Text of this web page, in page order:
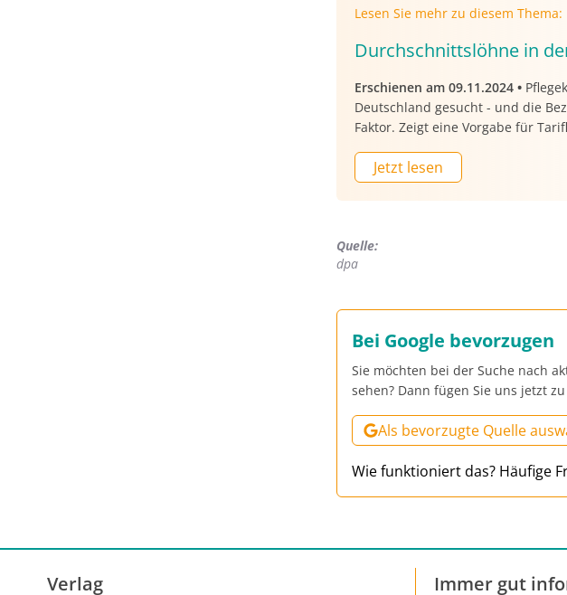
Lesen Sie mehr zu diesem Thema:
Durchschnittslöhne in
Erschienen am 09.11.2024 •
Deutschland gesucht - und die
Faktor. Zeigt eine Vorgabe für
Jetzt lesen
Quelle:
dpa
Bei Google bevorzugen
Sie möchten bei der Suche nach
sehen? Dann fügen Sie uns jetzt
Als bevorzugte Quelle
Wie funktioniert das? Häufige
Verlag Immer gut